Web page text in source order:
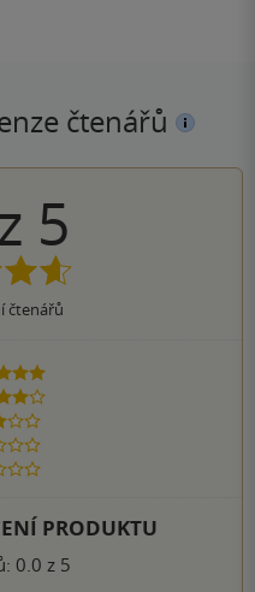
čtenářů
z 5
čtenářů
5 hvězdiček
hvězdičky
PRODUKTU
0.0 z 5